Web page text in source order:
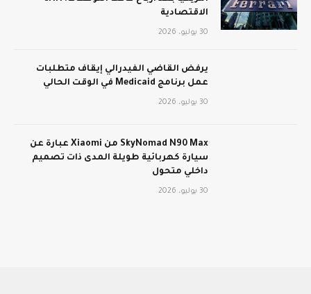
الاقتصادية
30 يوليو، 2026
يرفض القاضي الفيدرالي إيقاف متطلبات
عمل برنامج Medicaid في الوقت الحالي
30 يوليو، 2026
SkyNomad N90 Max من Xiaomi عبارة عن
سيارة كهربائية طويلة المدى ذات تصميم
داخلي متحول
30 يوليو، 2026